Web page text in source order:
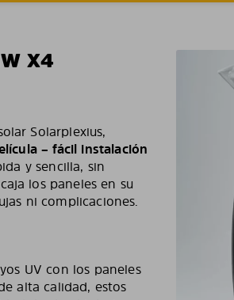
X4
Solarplexius,
– fácil instalación
y sencilla, sin
los paneles en su
ni complicaciones.
UV con los paneles
alta calidad, estos